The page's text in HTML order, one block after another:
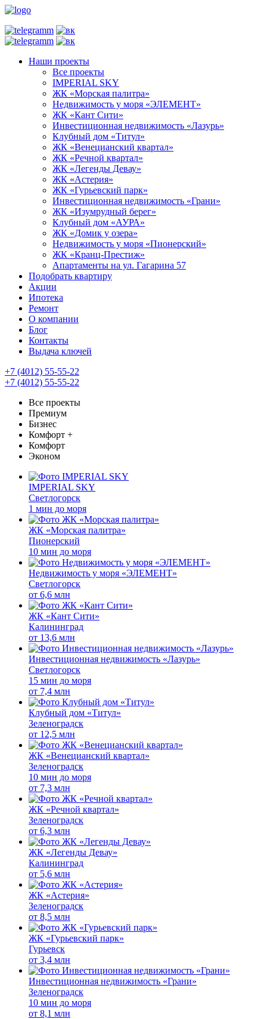
Наши проекты
Все проекты
IMPERIAL SKY
ЖК «Морская палитра»
Недвижимость у моря «ЭЛЕМЕНТ»
ЖК «Кант Сити»
Инвестиционная недвижимость «Лазурь»
Клубный дом «Титул»
ЖК «Венецианский квартал»
ЖК «Речной квартал»
ЖК «Легенды Девау»
ЖК «Астерия»
ЖК «Гурьевский парк»
Инвестиционная недвижимость «Грани»
ЖК «Изумрудный берег»
Клубный дом «АУРА»
ЖК «Домик у озера»
Недвижимость у моря «Пионерский»
ЖК «Кранц-Престиж»
Апартаменты на ул. Гагарина 57
Подобрать квартиру
Акции
Ипотека
Ремонт
О компании
Блог
Контакты
Выдача ключей
+7 (4012) 55-55-22
+7 (4012) 55-55-22
Все проекты
Премиум
Бизнес
Комфорт +
Комфорт
Эконом
IMPERIAL SKY
Светлогорск
1 мин до моря
ЖК «Морская палитра»
Пионерский
10 мин до моря
Недвижимость у моря «ЭЛЕМЕНТ»
Светлогорск
от 6,6 млн
ЖК «Кант Сити»
Калининград
от 13,6 млн
Инвестиционная недвижимость «Лазурь»
Светлогорск
15 мин до моря
от 7,4 млн
Клубный дом «Титул»
Зеленоградск
от 12,5 млн
ЖК «Венецианский квартал»
Зеленоградск
10 мин до моря
от 7,3 млн
ЖК «Речной квартал»
Зеленоградск
от 6,3 млн
ЖК «Легенды Девау»
Калининград
от 5,6 млн
ЖК «Астерия»
Зеленоградск
от 8,5 млн
ЖК «Гурьевский парк»
Гурьевск
от 3,4 млн
Инвестиционная недвижимость «Грани»
Зеленоградск
10 мин до моря
от 8,1 млн